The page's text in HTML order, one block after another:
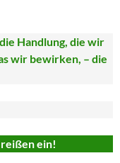
Handlung, die wir
wir bewirken, – die
ein!